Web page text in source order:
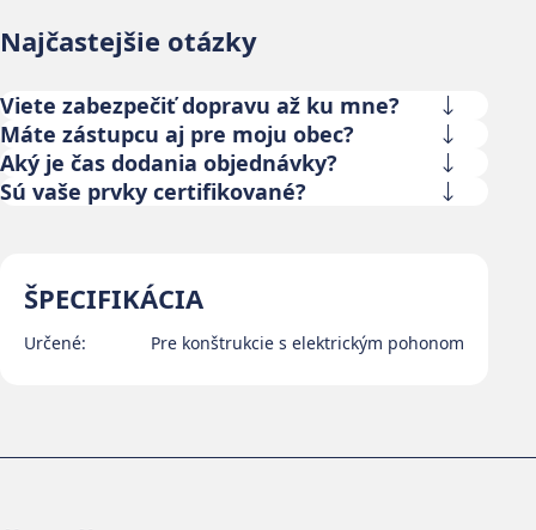
Najčastejšie otázky
Viete zabezpečiť dopravu až ku mne?
Máte zástupcu aj pre moju obec?
Aký je čas dodania objednávky?
Sú vaše prvky certifikované?
ŠPECIFIKÁCIA
Určené: Pre konštrukcie s elektrickým pohonom